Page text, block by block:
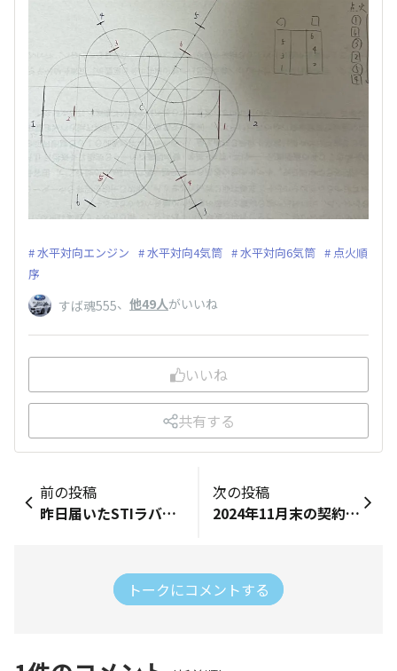
水平対向エンジン 水平対向4気筒 水平対向6気筒
点火順
序
すば魂555、 他49人がいいね
いいね
共有する
前の投稿
昨日届いたSTIラバーマットを早速GDBインプレッサのトランクにセットしました GDBインプレッサのトランクスペースだといっぱいいっぱいですね
次の投稿
2024年11月末の契約から長い長い2か月が過ぎ、本日2025年1月23日 LEVORG GT-H EX めでたく納車されました。 ミニカーも良いけど本物はやはり良いですね。 早速自動車専用道路でアイサイトXを少しだけ味見してきました。グッドです。
トークにコメントする